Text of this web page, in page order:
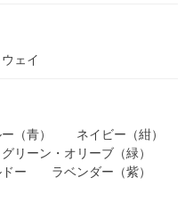
ェイ
（青）
ネイビー（紺）
グリーン・オリーブ（緑）
ー
ラベンダー（紫）